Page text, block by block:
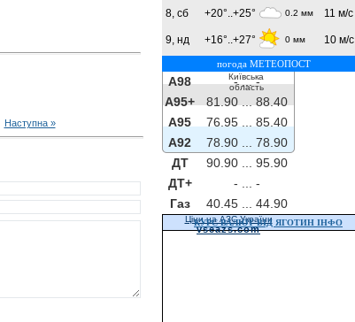
Наступна »
8, сб +20°..+25° 0.2 мм 11 м/с
9, нд +16°..+27° 0 мм 10 м/с
погода МЕТЕОПОСТ
Київська
область
A98 - ...-
A95+
81.90 ...
88.40
A95
76.95 ...
85.40
A92
78.90 ...
78.90
ДТ
90.90 ...
95.90
ДТ+
- ...
-
Газ
40.45 ... 44.90
Ціни на АЗС України
vseazs.com
КУРС ВАЛЮТ ВІД ЯГОТИН ІНФО